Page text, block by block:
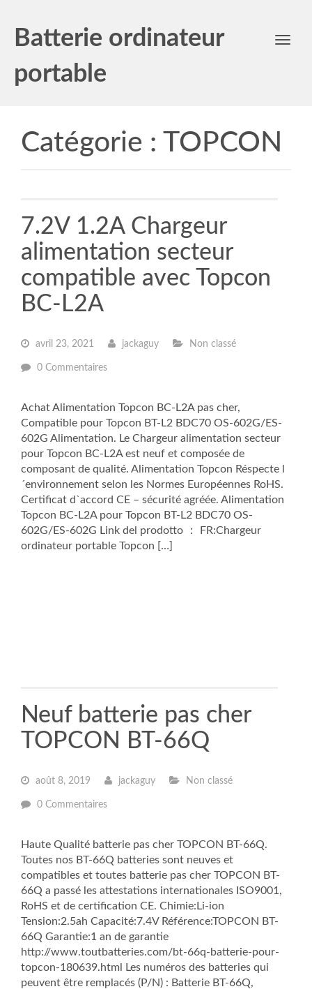
Batterie ordinateur
portable
Toggle
Catégorie : TOPCON
7.2V 1.2A Chargeur
alimentation secteur
compatible avec Topcon
BC-L2A
avril 23, 2021 jackaguy Non classé
0 Commentaires
Achat Alimentation Topcon BC-L2A pas cher,
Compatible pour Topcon BT-L2 BDC70 OS-602G/ES-
602G Alimentation. Le Chargeur alimentation secteur
pour Topcon BC-L2A est neuf et composée de
composant de qualité. Alimentation Topcon Réspecte l
´environnement selon les Normes Européennes RoHS.
Certificat d`accord CE – sécurité agréée. Alimentation
Topcon BC-L2A pour Topcon BT-L2 BDC70 OS-
602G/ES-602G Link del prodotto ： FR:Chargeur
ordinateur portable Topcon […]
Neuf batterie pas cher
TOPCON BT-66Q
août 8, 2019 jackaguy Non classé
0 Commentaires
Haute Qualité batterie pas cher TOPCON BT-66Q.
Toutes nos BT-66Q batteries sont neuves et
compatibles et toutes batterie pas cher TOPCON BT-
66Q a passé les attestations internationales ISO9001,
RoHS et de certification CE. Chimie:Li-ion
Tension:2.5ah Capacité:7.4V Référence:TOPCON BT-
66Q Garantie:1 an de garantie
http://www.toutbatteries.com/bt-66q-batterie-pour-
topcon-180639.html Les numéros des batteries qui
peuvent être remplacés (P/N) : Batterie BT-66Q,